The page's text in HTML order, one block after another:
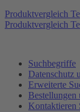
Produktvergleich
Produktvergleich
Suchbegriffe
Datenschutz
Erweiterte
Bestellungen
Kontaktieren